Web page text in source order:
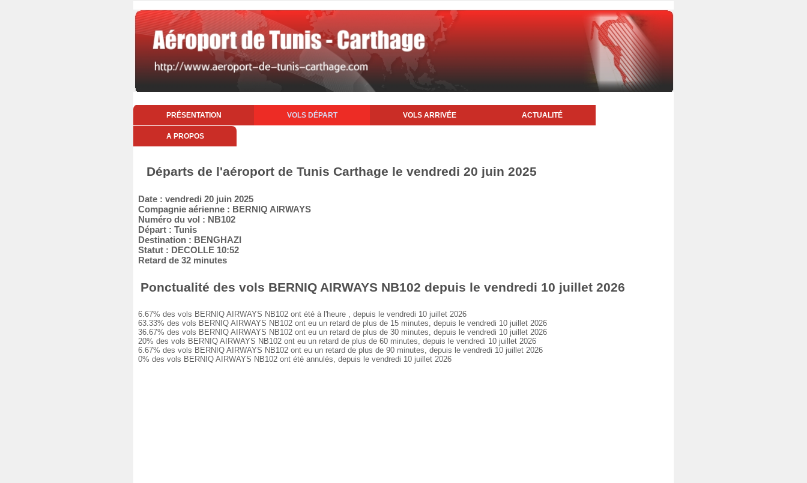
PRÉSENTATION VOLS DÉPART VOLS ARRIVÉE ACTUALITÉ
A PROPOS
Départs de l'aéroport de Tunis Carthage le vendredi 20 juin 2025
Date : vendredi 20 juin 2025
Compagnie aérienne : BERNIQ AIRWAYS
Numéro du vol : NB102
Départ : Tunis
Destination : BENGHAZI
Statut : DECOLLE 10:52
Retard de 32 minutes
Ponctualité des vols BERNIQ AIRWAYS NB102 depuis le vendredi 10 juillet 2026
6.67% des vols BERNIQ AIRWAYS NB102 ont été à l'heure , depuis le vendredi 10 juillet 2026
63.33% des vols BERNIQ AIRWAYS NB102 ont eu un retard de plus de 15 minutes, depuis le vendredi 10 juillet 2026
36.67% des vols BERNIQ AIRWAYS NB102 ont eu un retard de plus de 30 minutes, depuis le vendredi 10 juillet 2026
20% des vols BERNIQ AIRWAYS NB102 ont eu un retard de plus de 60 minutes, depuis le vendredi 10 juillet 2026
6.67% des vols BERNIQ AIRWAYS NB102 ont eu un retard de plus de 90 minutes, depuis le vendredi 10 juillet 2026
0% des vols BERNIQ AIRWAYS NB102 ont été annulés, depuis le vendredi 10 juillet 2026